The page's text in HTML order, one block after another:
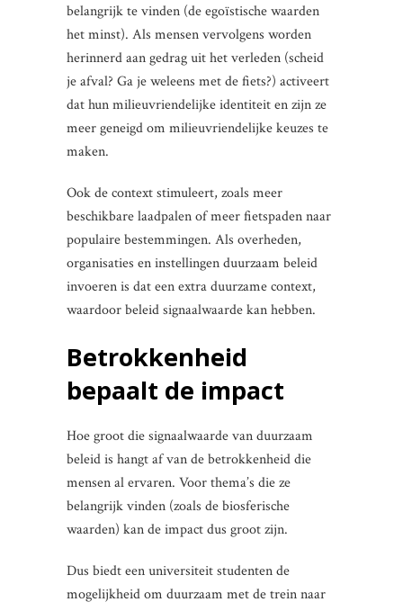
belangrijk te vinden (de egoïstische waarden
het minst). Als mensen vervolgens worden
herinnerd aan gedrag uit het verleden (scheid
je afval? Ga je weleens met de fiets?) activeert
dat hun milieuvriendelijke identiteit en zijn ze
meer geneigd om milieuvriendelijke keuzes te
maken.
Ook de context stimuleert, zoals meer
beschikbare laadpalen of meer fietspaden naar
populaire bestemmingen. Als overheden,
organisaties en instellingen duurzaam beleid
invoeren is dat een extra duurzame context,
waardoor beleid signaalwaarde kan hebben.
Betrokkenheid
bepaalt de impact
Hoe groot die signaalwaarde van duurzaam
beleid is hangt af van de betrokkenheid die
mensen al ervaren. Voor thema’s die ze
belangrijk vinden (zoals de biosferische
waarden) kan de impact dus groot zijn.
Dus biedt een universiteit studenten de
mogelijkheid om duurzaam met de trein naar